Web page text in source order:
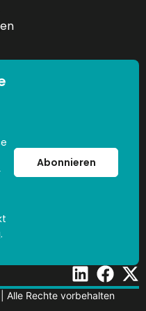
Abonnieren
Rechte vorbehalten